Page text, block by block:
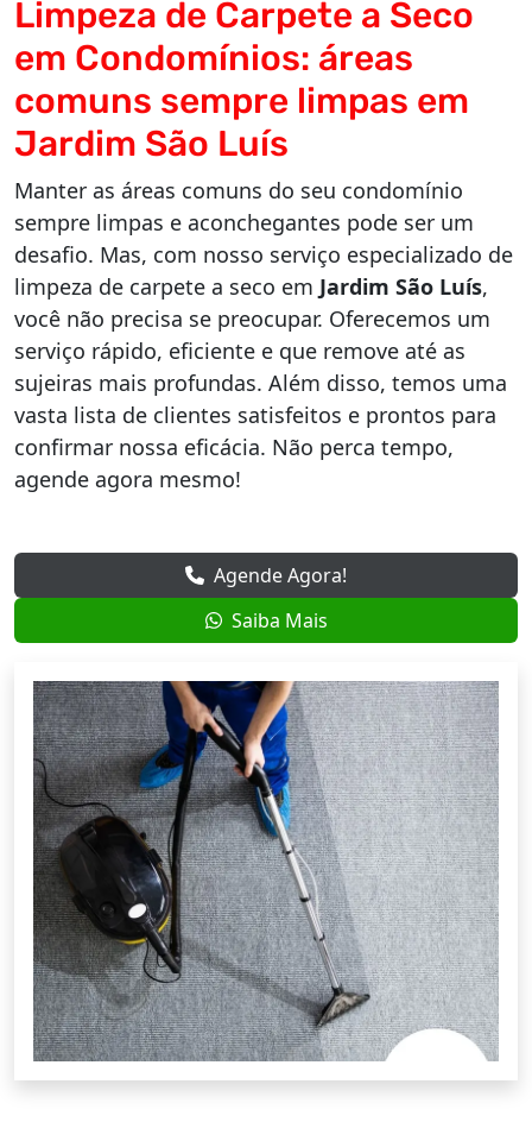
Limpeza de Carpete a Seco
em Condomínios: áreas
comuns sempre limpas em
Jardim São Luís
Manter as áreas comuns do seu condomínio
sempre limpas e aconchegantes pode ser um
desafio. Mas, com nosso serviço especializado de
limpeza de carpete a seco em Jardim São Luís,
você não precisa se preocupar. Oferecemos um
serviço rápido, eficiente e que remove até as
sujeiras mais profundas. Além disso, temos uma
vasta lista de clientes satisfeitos e prontos para
confirmar nossa eficácia. Não perca tempo,
agende agora mesmo!
Agende Agora!
Saiba Mais